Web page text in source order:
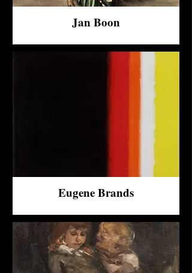
Jan Boon
Eugene Brands